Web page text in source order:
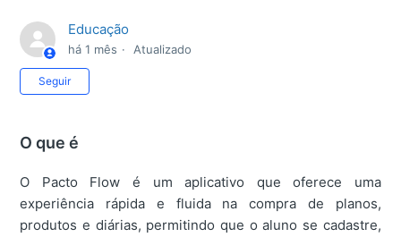
Educação
há 1 mês Atualizado
Seguir
O que é
O Pacto Flow é um aplicativo que oferece uma
experiência rápida e fluida na compra de planos,
produtos e diárias, permitindo que o aluno se cadastre,